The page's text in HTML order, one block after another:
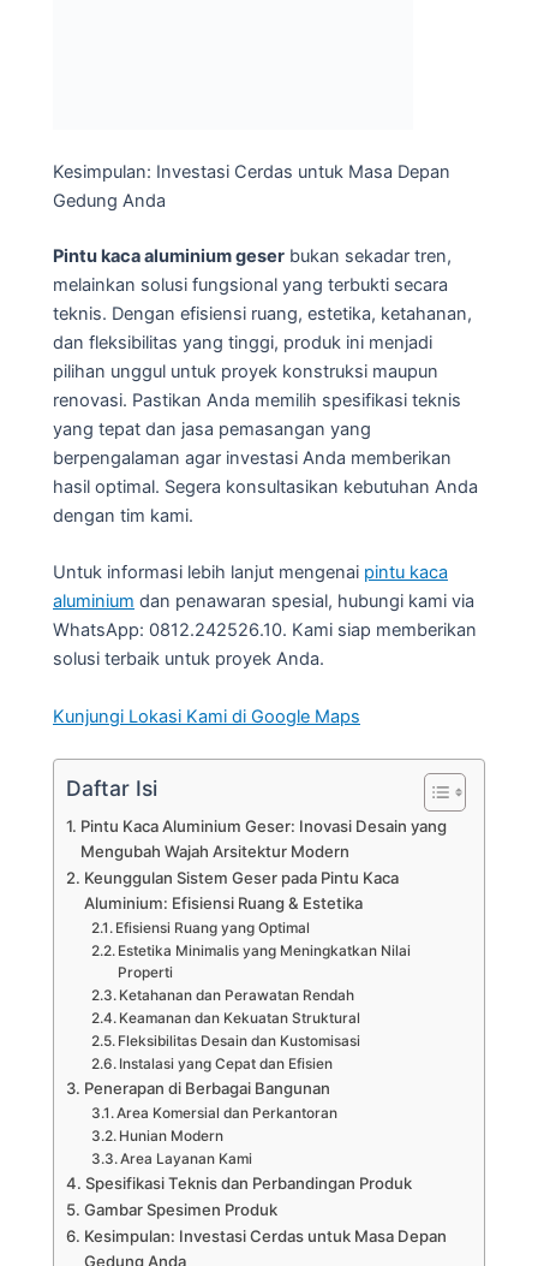
Kesimpulan: Investasi Cerdas untuk Masa Depan
Gedung Anda
Pintu kaca aluminium geser bukan sekadar tren,
melainkan solusi fungsional yang terbukti secara
teknis. Dengan efisiensi ruang, estetika, ketahanan,
dan fleksibilitas yang tinggi, produk ini menjadi
pilihan unggul untuk proyek konstruksi maupun
renovasi. Pastikan Anda memilih spesifikasi teknis
yang tepat dan jasa pemasangan yang
berpengalaman agar investasi Anda memberikan
hasil optimal. Segera konsultasikan kebutuhan Anda
dengan tim kami.
Untuk informasi lebih lanjut mengenai pintu kaca
aluminium dan penawaran spesial, hubungi kami via
WhatsApp: 0812.242526.10. Kami siap memberikan
solusi terbaik untuk proyek Anda.
Kunjungi Lokasi Kami di Google Maps
Daftar Isi
Pintu Kaca Aluminium Geser: Inovasi Desain yang
Mengubah Wajah Arsitektur Modern
Keunggulan Sistem Geser pada Pintu Kaca
Aluminium: Efisiensi Ruang & Estetika
Efisiensi Ruang yang Optimal
Estetika Minimalis yang Meningkatkan Nilai
Properti
Ketahanan dan Perawatan Rendah
Keamanan dan Kekuatan Struktural
Fleksibilitas Desain dan Kustomisasi
Instalasi yang Cepat dan Efisien
Penerapan di Berbagai Bangunan
Area Komersial dan Perkantoran
Hunian Modern
Area Layanan Kami
Spesifikasi Teknis dan Perbandingan Produk
Gambar Spesimen Produk
Kesimpulan: Investasi Cerdas untuk Masa Depan
Gedung Anda